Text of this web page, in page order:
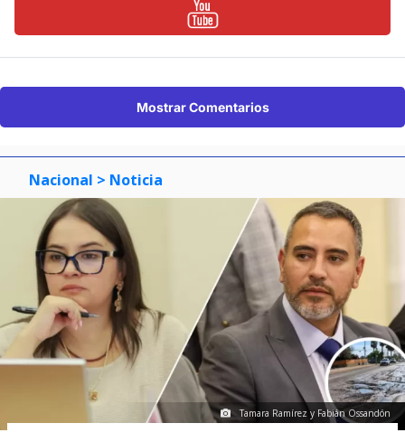
Mostrar Comentarios
Nacional > Noticia
Tamara Ramírez y Fabián Ossandón